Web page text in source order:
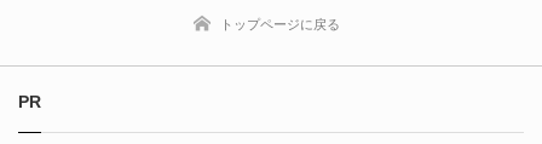
トップページに戻る
PR